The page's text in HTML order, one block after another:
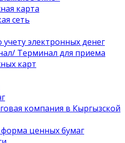
карта
сеть
учету электронных денег
Терминал для приема
карт
компания в Кыргызской
ценных бумаг